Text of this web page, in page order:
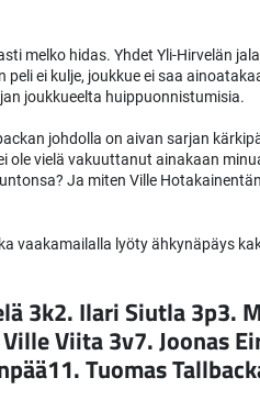
melko hidas. Yhdet Yli-Hirvelän
ei kulje, joukkue ei saa
joukkueelta huippuonnistumisia.
johdolla on aivan sarjan
ole vielä vakuuttanut ainakaan
Ja miten Ville
vaakamailalla lyöty ähkynäpäys
3k2. Ilari Siutla 3p3.
Viita 3v7. Joonas
Tuomas